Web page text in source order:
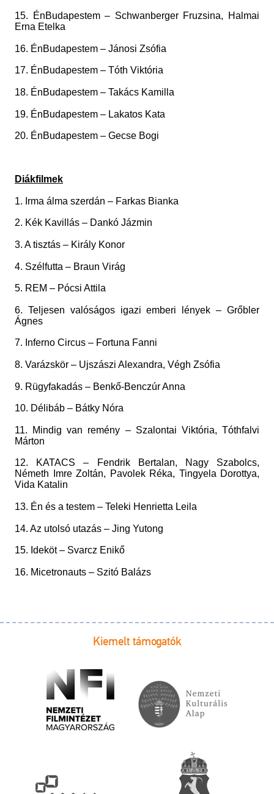
15. ÉnBudapestem – Schwanberger Fruzsina, Halmai
Erna Etelka
16. ÉnBudapestem – Jánosi Zsófia
17. ÉnBudapestem – Tóth Viktória
18. ÉnBudapestem – Takács Kamilla
19. ÉnBudapestem – Lakatos Kata
20. ÉnBudapestem – Gecse Bogi
Diákfilmek
1. Irma álma szerdán – Farkas Bianka
2. Kék Kavillás – Dankó Jázmin
3. A tisztás – Király Konor
4. Szélfutta – Braun Virág
5. REM – Pócsi Attila
6. Teljesen valóságos igazi emberi lények – Grőbler
Ágnes
7. Inferno Circus – Fortuna Fanni
8. Varázskör – Ujszászi Alexandra, Végh Zsófia
9. Rügyfakadás – Benkő-Benczúr Anna
10. Délibáb – Bátky Nóra
11. Mindig van remény – Szalontai Viktória, Tóthfalvi
Márton
12. KATACS – Fendrik Bertalan, Nagy Szabolcs,
Németh Imre Zoltán, Pavolek Réka, Tingyela Dorottya,
Vida Katalin
13. Én és a testem – Teleki Henrietta Leila
14. Az utolsó utazás – Jing Yutong
15. Ideköt – Svarcz Enikő
16. Micetronauts – Szitó Balázs
Kiemelt támogatók